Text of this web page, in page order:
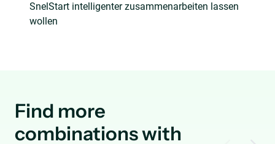
SnelStart intelligenter zusammenarbeiten lassen
wollen
Find more
combinations with